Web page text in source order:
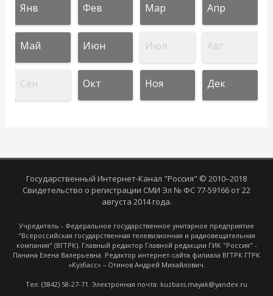
Янв Фев Мар Апр
Май Июн Июл Авг
Сен Окт Ноя Дек
Государственный Интернет-Канал "Россия" © 2010–2018
Свидетельство о регистрации СМИ Эл № ФС 77-59166 от 22
августа 2014 года.
Учредитель - Федеральное государственное унитарное предприятие
"Всероссийская государственная телевизионная и радиовещательная
компания" (ВГТРК). Главный редактор Главной редакции ГИК "Россия" -
Панина Елена Валерьевна. Редактор интернет-сайта филиала ВГТРК ГТРК
«Кузбасс» – Отинов Андрей Михайлович.
Тел. (3842) 58-27-71. Электронная почта: kuzbass.mayak@yandex.ru